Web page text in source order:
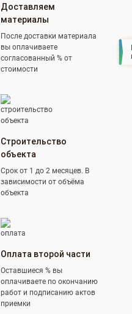
Доставляем
материалы
После доставки материала
вы оплачиваете
согласованный % от
стоимости
Строительство
объекта
Срок от 1 до 2 месяцев. В
зависимости от объёма
объекта
Оплата второй части
Оставшиеся % вы
оплачиваете по окончанию
работ и подписанию актов
приемки